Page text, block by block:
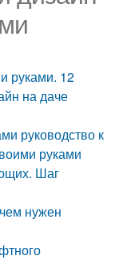
руками. 12
на даче
руководство к
руками
Шаг
нужен